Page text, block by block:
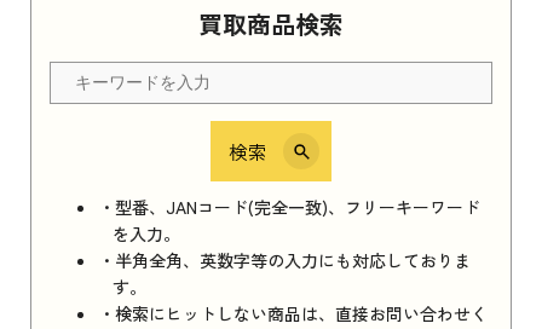
買取商品検索
検索
・型番、JANコード(完全一致)、フリーキーワード
を入力。
・半角全角、英数字等の入力にも対応しておりま
す。
・検索にヒットしない商品は、直接お問い合わせく
Apple Watch Series 11 2025 新品買取価格はこ
ちら
iPhone 16e シリーズ 2025
iPhone 16e シリーズ 2025 新品買取価格はこち
ら
iPad 11インチ 2025年春モデル